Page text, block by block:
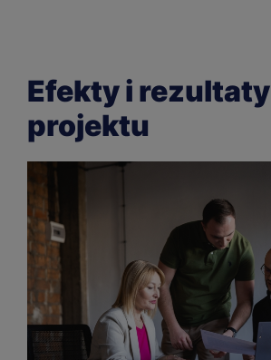
Efekty i rezultaty
projektu